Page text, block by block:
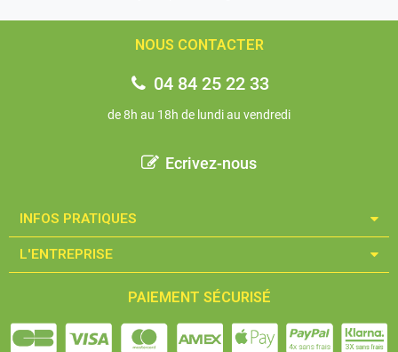
NOUS CONTACTER
04 84 25 22 33
de 8h au 18h de lundi au vendredi
Ecrivez-nous
INFOS PRATIQUES​
L'ENTREPRISE​
PAIEMENT SÉCURISÉ